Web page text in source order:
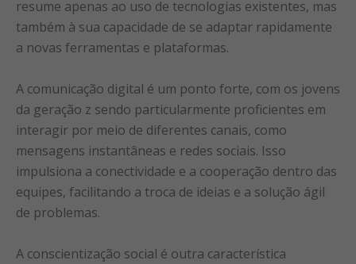
resume apenas ao uso de tecnologias existentes, mas
também à sua capacidade de se adaptar rapidamente
a novas ferramentas e plataformas.
A comunicação digital é um ponto forte, com os jovens
da geração z sendo particularmente proficientes em
interagir por meio de diferentes canais, como
mensagens instantâneas e redes sociais. Isso
impulsiona a conectividade e a cooperação dentro das
equipes, facilitando a troca de ideias e a solução ágil
de problemas.
A conscientização social é outra característica